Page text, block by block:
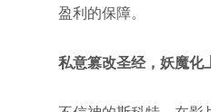
盈利的保障。
私意篡改圣经，妖魔化